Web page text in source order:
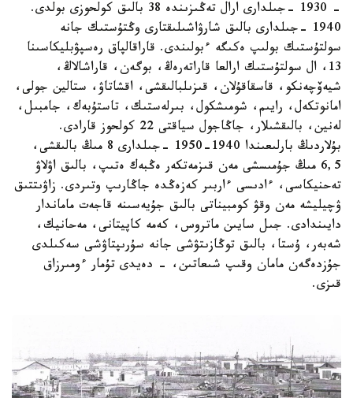
- 1930 -جىلدارى ارال تەڭىزىندە 38 بالىق كولحوزى بولدى.
1940 -جىلدارى بالىق شارۋاشىلىقتارى وڭتۇستىك جانە
سولتۇستىك بولىپ ەكىگە ءبولىندى. قاراقالپاق رەسپۋبليكاسىنا
13، ال سولتۇستىك ارالعا قاراتەرەڭ، بوگەن، قاراشالاڭ،
شيەۆچەنكو، قاسقاقۇلان، قىزىلبالىقشى، اقشاتاۋ، ستالين جولى،
امانوتكەل، رايىم، شومىشكول، بىرلەستىك، تاستۇبەك، جامبىل،
لەنين، بالىقشىلار، جاڭاجول سياقتى 22 كولحوز قارادى.
بۇلاردىڭ بارلىعىندا 1940-1950 -جىلدارى 8 مىڭ بالىقشى،
6,5 مىڭ جۇمىسشى مەن قىزمەتكەر ەڭبەك ەتىپ، بالىق اۋلاۋ
تەحنيكاسى، ءادىسى ءاربىر كەزەڭدە جاڭارىپ وتىردى. زاۋىتتىق
ۋچيليشە مەن وقۋ كومبيناتى بالىق جۇيەسىنە قاجەت ماماندار
دايىندادى. جىل سايىن ماتروس، كەمە كاپيتانى، مەحانيك،
شەبەر، ۇستا، بالىق توڭازىتۋشى جانە سۇرىپتاۋشى سەكىلدى
جۇزدەگەن مامان وقىپ شىعاتىن، - دەيدى تۇمار ءومىرزاق
قىزى.